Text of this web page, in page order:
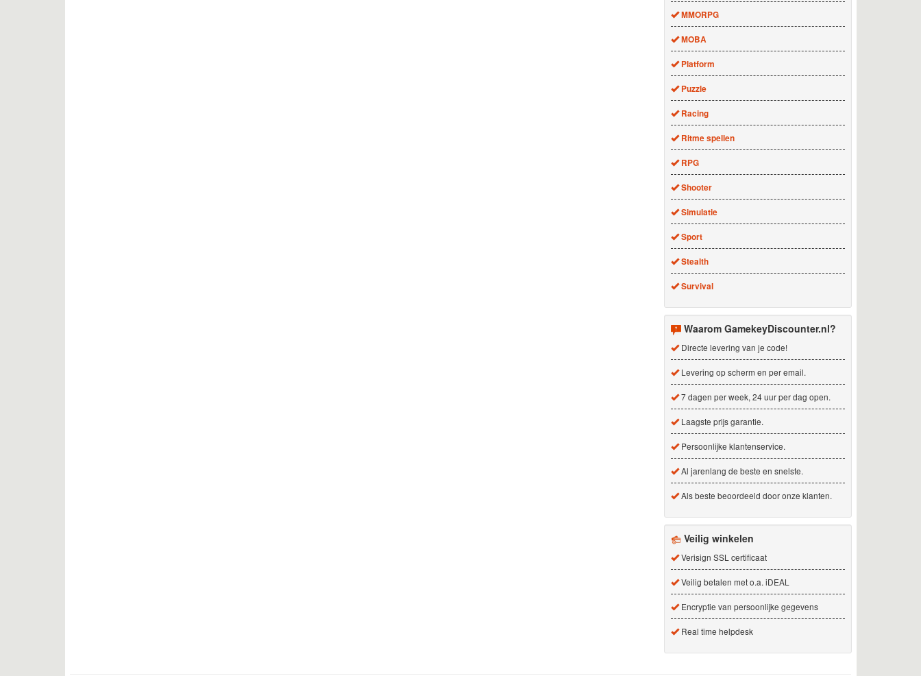
MMORPG
MOBA
Platform
Puzzle
Racing
Ritme spellen
RPG
Shooter
Simulatie
Sport
Stealth
Survival
Waarom GamekeyDiscounter.nl?
Directe levering van je code!
Levering op scherm en per email.
7 dagen per week, 24 uur per dag open.
Laagste prijs garantie.
Persoonlijke klantenservice.
Al jarenlang de beste en snelste.
Als beste beoordeeld door onze klanten.
Veilig winkelen
Verisign SSL certificaat
Veilig betalen met o.a. iDEAL
Encryptie van persoonlijke gegevens
Real time helpdesk